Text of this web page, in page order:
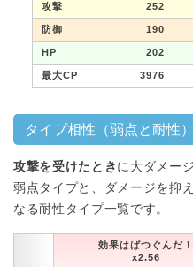
攻撃 252
防御 190
HP 202
最大CP 3976
タイプ相性（弱点と耐性）
攻撃を受けたとき に大ダメー
弱点タイプと、ダメージを抑
なる耐性タイプ一覧です。
効果はばつぐんだ！
x2.56